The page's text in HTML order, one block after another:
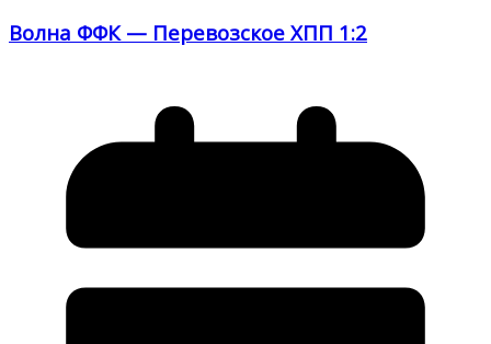
Волна ФФК — Перевозское ХПП 1:2